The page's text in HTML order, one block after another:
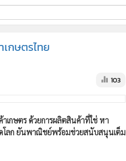
กษตรไทย
103
เกษตร ด้วยการผลิตสินค้าที่ใช่ หา
ดโลก ยันพาณิชย์พร้อมช่วยสนับสนุนเต็ม